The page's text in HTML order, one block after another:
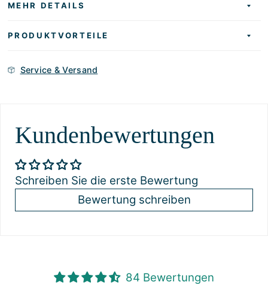
MEHR DETAILS
PRODUKTVORTEILE
Service & Versand
Kundenbewertungen
Schreiben Sie die erste Bewertung
Bewertung schreiben
84 Bewertungen